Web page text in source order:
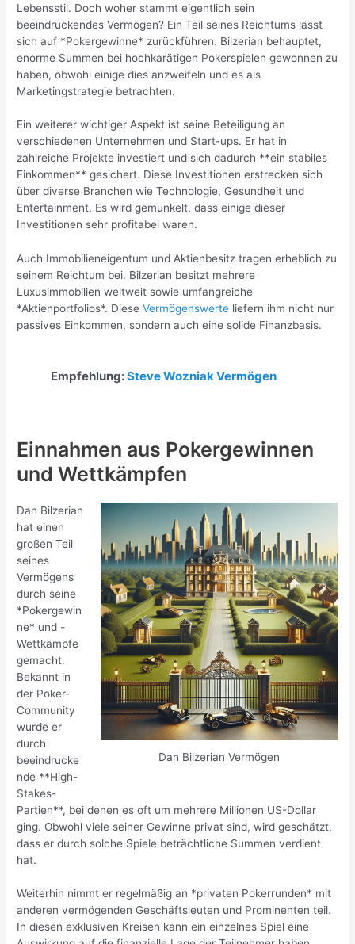
Lebensstil. Doch woher stammt eigentlich sein
beeindruckendes Vermögen? Ein Teil seines Reichtums lässt
sich auf *Pokergewinne* zurückführen. Bilzerian behauptet,
enorme Summen bei hochkarätigen Pokerspielen gewonnen zu
haben, obwohl einige dies anzweifeln und es als
Marketingstrategie betrachten.
Ein weiterer wichtiger Aspekt ist seine Beteiligung an
verschiedenen Unternehmen und Start-ups. Er hat in
zahlreiche Projekte investiert und sich dadurch **ein stabiles
Einkommen** gesichert. Diese Investitionen erstrecken sich
über diverse Branchen wie Technologie, Gesundheit und
Entertainment. Es wird gemunkelt, dass einige dieser
Investitionen sehr profitabel waren.
Auch Immobilieneigentum und Aktienbesitz tragen erheblich zu
seinem Reichtum bei. Bilzerian besitzt mehrere
Luxusimmobilien weltweit sowie umfangreiche
*Aktienportfolios*. DieseVermögenswerte liefern ihm nicht nur
passives Einkommen, sondern auch eine solide Finanzbasis.
Empfehlung:Steve Wozniak Vermögen
Einnahmen aus Pokergewinnen
und Wettkämpfen
Dan Bilzerian Vermögen
Dan Bilzerian
hat einen
großen Teil
seines
Vermögens
durch seine
*Pokergewin
ne* und -
Wettkämpfe
gemacht.
Bekannt in
der Poker-
Community
wurde er
durch
beeindrucke
nde **High-
Stakes-
Partien**, bei denen es oft um mehrere Millionen US-Dollar
ging. Obwohl viele seiner Gewinne privat sind, wird geschätzt,
dass er durch solche Spiele beträchtliche Summen verdient
hat.
Weiterhin nimmt er regelmäßig an *privaten Pokerrunden* mit
anderen vermögenden Geschäftsleuten und Prominenten teil.
In diesen exklusiven Kreisen kann ein einzelnes Spiel eine